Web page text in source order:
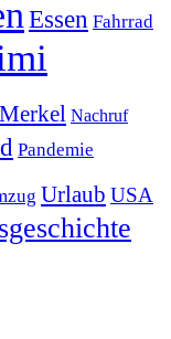
Essen Fahrrad
Merkel Nachruf
Pandemie
Urlaub USA